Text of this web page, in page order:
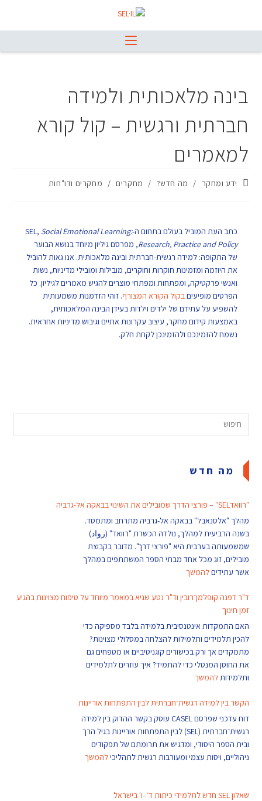
בינה מלאכותית ולמידה
חברתית ורגשית – קול קורא
למאמרים
ידע ומחקר / מה חדש? / מחקרים / מחקרים ודו"חות
כתב העת המוביל בעולם בתחום ה-SEL,Social Emotional Learning:
Research, Practice and Policy, מפרסם גיליון מיוחד בנושא הבוער
של התקופה: למידה רגשית-חברתית ובינה מלאכותית. אנו גאות להוביל
את היוזמה ומזמינות חוקרות וחוקרים, מובילות ומובילי מדיניות, נשות
ואנשי פרקטיקה, ומפתחות ומפתחי מוצרים להגיש מאמרים לגיליון. כל
הפרטים מופיעים בקול הקורא המצורף. זוהי הזדמנות משמעותית
להשפיע על עתידם של ילדים וילדות בעידן הבינה המלאכותית,
באמצעות קידום מחקר, עיצוב עקרונות אתיים וגיבוש מדיניות אחראית.
נשמח להזמינכם ולהזמינכן לקחת חלק.
מה חדש
"רוואדSEL" – פורצי הדרך שמובילים את השינוי בבאקה אל-גרביה
מהלך "אלסנאבל" בבאקה אל-גרביה מתרחב ומתמסד.
בשנה הרביעית למהלך, נולדה הכשרת "רוואד" (رواد)
שמשמעותה בערבית היא "פורצי דרך". מדובר בקבוצת
מובילים, זוג מכל אחד מבתי הספר המשתתפים במהלך
אשר עתידיםלהמשך
ד"ר דפנה קופלמן־רובין וד"ר נטע שגיא במאמר מיוחד על טיפוח מצוינות בהגיע
זמן חינוך
האם התמקדות אינטנסיבית בלמידה בלבד מספיקה כדי
להכין תלמידים ותלמילות להצלחה במסלולי מצוינות?
מתמקדים אך ורק בכישורים קוגניטיביים או מטפחים גם
את החוסן המנטלי כדי להתמיד? איך עוזרים לתלמידים
ותלמידותלהמשך
הקשר בין למידה רגשית־חברתית לבין התפתחות אוריינות
דוח עדכני שפרסם CASEL עוסק בקשר ההדוק בין למידה
רגשית־חברתית (SEL) לבין התפתחות אוריינות בגיל הרך
ובית הספר היסודי, ומדגיש את תרומתם של תפקודים
ניהוליים, ויסות עצמי ומעורבות רגשית לתהליכילהמשך
שאלון SEL חדש לתלמידי כיתות ד׳–ו׳ בישראל